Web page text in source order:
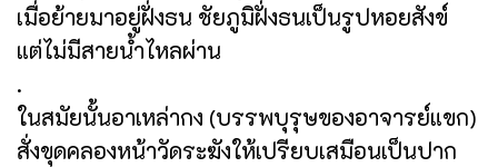
เมื่อย้ายมาอยู่ฝั่งธน ชัยภูมิฝั่งธนเป็นรูปหอยสังข์
แต่ไม่มีสายน้ำไหลผ่าน
.
ในสมัยนั้นอาเหล่ากง (บรรพบุรุษของอาจารย์แขก)
สั่งขุดคลองหน้าวัดระฆังให้เปรียบเสมือนเป็นปาก